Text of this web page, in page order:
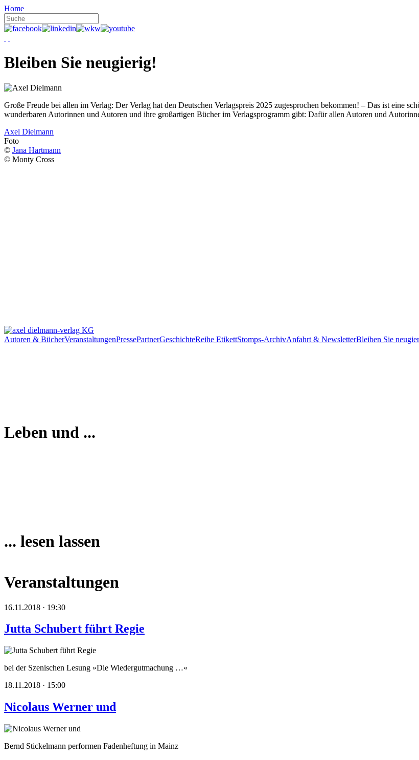
Home
Bleiben Sie neugierig!
Große Freude bei allen im Verlag: Der Verlag hat den Deutschen Verlagspreis 2025 zugesprochen bekommen! – Das ist eine
wunderbaren Autorinnen und Autoren und ihre großartigen Bücher im Verlagsprogramm gibt: Dafür allen Autoren und
Axel Dielmann
Foto
© Jana Hartmann
© Monty Cross
Autoren & BücherVeranstaltungenPressePartnerGeschichteReihe EtikettStomps-ArchivAnfahrt & NewsletterBleiben Sie
Leben und ...
... lesen lassen
Veranstaltungen
16.11.2018 · 19:30
Jutta Schubert führt Regie
bei der Szenischen Lesung »Die Wiedergutmachung …«
18.11.2018 · 15:00
Nicolaus Werner und
Bernd Stickelmann performen Fadenheftung in Mainz